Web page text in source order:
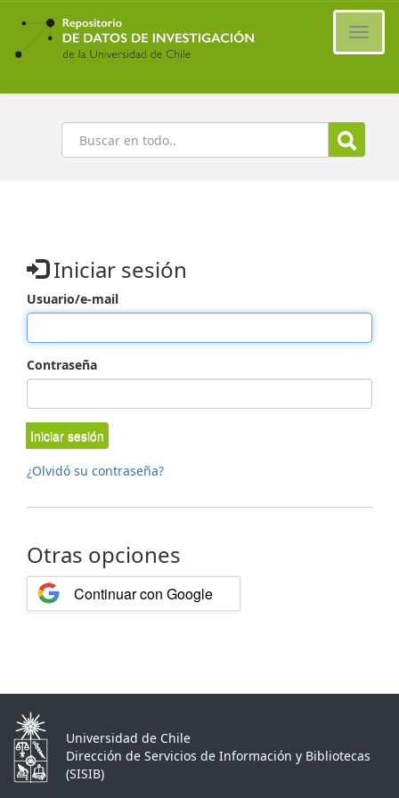
Ir
contenido
principal
Buscar
Iniciar sesión
Usuario/e-mail
Contraseña
Iniciar sesión
¿Olvidó su contraseña?
Otras opciones
Continuar con Google
Universidad de Chile
Dirección de Servicios de Información y Bibliotecas
(SISIB)